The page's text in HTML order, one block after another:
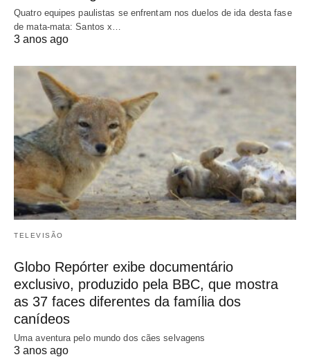
Quatro equipes paulistas se enfrentam nos duelos de ida desta fase
de mata-mata: Santos x…
3 anos ago
TELEVISÃO
Globo Repórter exibe documentário
exclusivo, produzido pela BBC, que mostra
as 37 faces diferentes da família dos
canídeos
Uma aventura pelo mundo dos cães selvagens
3 anos ago